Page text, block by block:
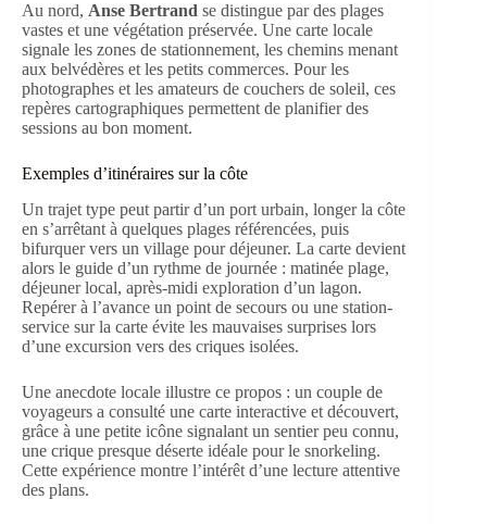
Au nord, Anse Bertrand se distingue par des plages
vastes et une végétation préservée. Une carte locale
signale les zones de stationnement, les chemins menant
aux belvédères et les petits commerces. Pour les
photographes et les amateurs de couchers de soleil, ces
repères cartographiques permettent de planifier des
sessions au bon moment.
Exemples d’itinéraires sur la côte
Un trajet type peut partir d’un port urbain, longer la côte
en s’arrêtant à quelques plages référencées, puis
bifurquer vers un village pour déjeuner. La carte devient
alors le guide d’un rythme de journée : matinée plage,
déjeuner local, après-midi exploration d’un lagon.
Repérer à l’avance un point de secours ou une station-
service sur la carte évite les mauvaises surprises lors
d’une excursion vers des criques isolées.
Une anecdote locale illustre ce propos : un couple de
voyageurs a consulté une carte interactive et découvert,
grâce à une petite icône signalant un sentier peu connu,
une crique presque déserte idéale pour le snorkeling.
Cette expérience montre l’intérêt d’une lecture attentive
des plans.